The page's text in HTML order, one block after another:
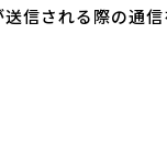
される際の通信